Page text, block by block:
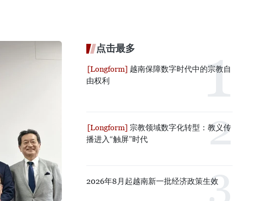
点击最多
越南保障数字时代中的宗教自
由权利
宗教领域数字化转型：教义传
播进入“触屏”时代
2026年8月起越南新一批经济政策生效